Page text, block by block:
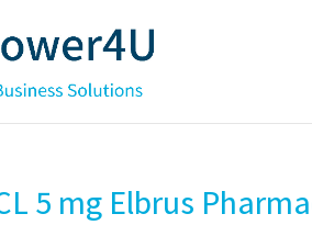
5 mg Elbrus